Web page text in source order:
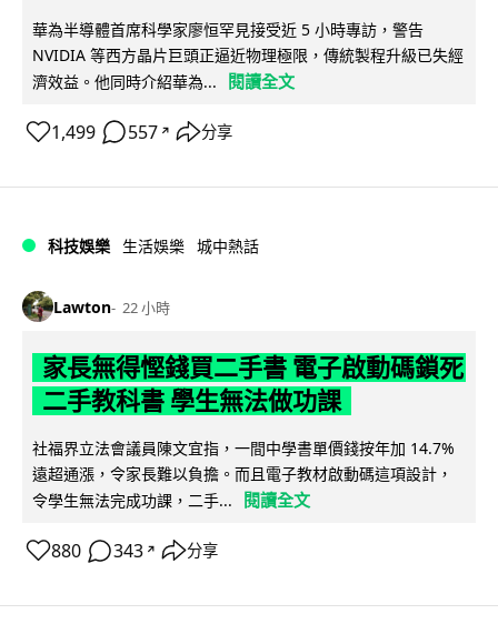
華為半導體首席科學家廖恒罕見接受近 5 小時專訪，警告
NVIDIA 等西方晶片巨頭正逼近物理極限，傳統製程升級已失經
濟效益。他同時介紹華為...
閱讀全文
1,499 557 ↗ 分享
科技娛樂 生活娛樂 城中熱話
Lawton 22 小時
家長無得慳錢買二手書 電子啟動碼鎖死
二手教科書 學生無法做功課
社福界立法會議員陳文宜指，一間中學書單價錢按年加 14.7%
遠超通漲，令家長難以負擔。而且電子教材啟動碼這項設計，
令學生無法完成功課，二手...
閱讀全文
880 343 ↗ 分享